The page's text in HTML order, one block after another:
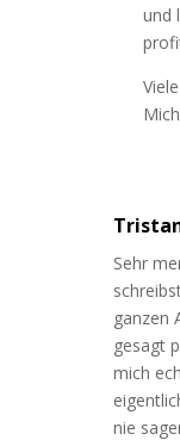
und
Sehr
ganzen
gesagt
mich
nie